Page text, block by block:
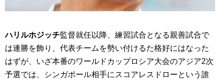
ハリルホジッチ監督就任以降、練習試合となる親善試合で
は連勝を飾り、代表チームを勢い付けるた格好にはなった
はずが、いざ本番のワールドカップロシア大会のアジア2次
予選では、シンガポール相手にスコアレスドローという誰